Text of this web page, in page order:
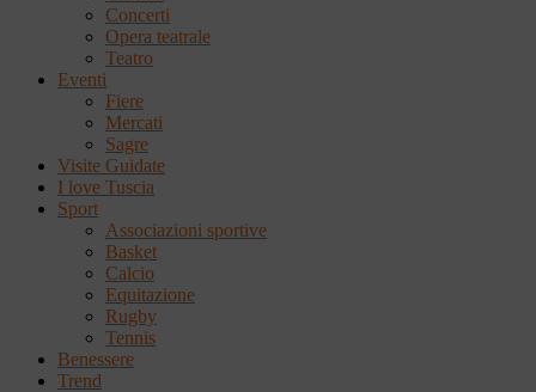
Concerti
Opera teatrale
Teatro
Eventi
Fiere
Mercati
Sagre
Visite Guidate
I love Tuscia
Sport
Associazioni sportive
Basket
Calcio
Equitazione
Rugby
Tennis
Benessere
Trend